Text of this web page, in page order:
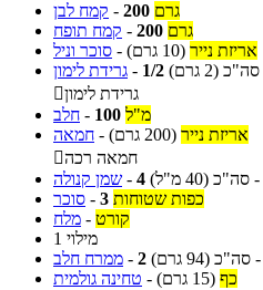
קמח לבן - 200 גרם
קמח תופח - 200 גרם
סוכר וניל - אריזת נייר (10 גרם)
גרידת לימון - 1/2 סה"כ (2 גרם)
גרידת לימון
חלב - 100 מ"ל
חמאה - אריזת נייר (200 גרם)
חמאה רכה
שמן קנולה - 4 - סה"כ (40 מ"ל)
סוכר - 3 כפות שטוחות
מלח - קורט
מילוי 1
ממרח חלב - 2 - סה"כ (94 גרם)
טחינה גולמית - כף (15 גרם)